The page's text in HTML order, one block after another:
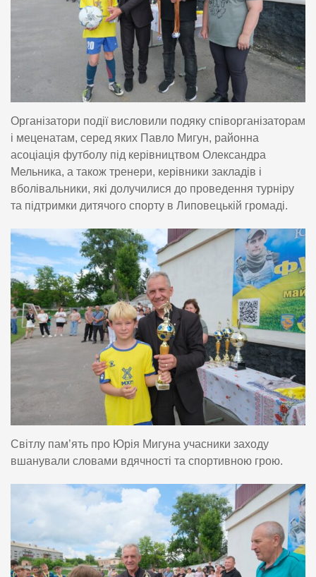
Організатори події висловили подяку співорганізаторам
і меценатам, серед яких Павло Мигун, районна
асоціація футболу під керівництвом Олександра
Мельника, а також тренери, керівники закладів і
вболівальники, які долучилися до проведення турніру
та підтримки дитячого спорту в Липовецькій громаді.
Світлу пам’ять про Юрія Мигуна учасники заходу
вшанували словами вдячності та спортивною грою.